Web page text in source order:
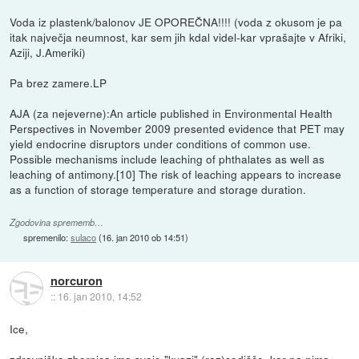
Voda iz plastenk/balonov JE OPOREČNA!!!! (voda z okusom je pa
itak največja neumnost, kar sem jih kdal videl-kar vprašajte v Afriki,
Aziji, J.Ameriki)
Pa brez zamere.LP
AJA (za nejeverne):An article published in Environmental Health
Perspectives in November 2009 presented evidence that PET may
yield endocrine disruptors under conditions of common use.
Possible mechanisms include leaching of phthalates as well as
leaching of antimony.[10] The risk of leaching appears to increase
as a function of storage temperature and storage duration.
Zgodovina sprememb…
spremenilo:sulaco(16. jan 2010 ob 14:51)
norcuron
:: 16. jan 2010, 14:52
Ice,